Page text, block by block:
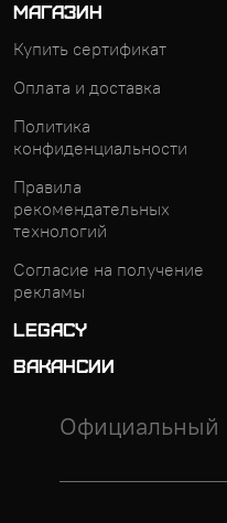
Официальный
МАГАЗИН
Купить сертификат
Оплата и доставка
Политика
конфиденциальности
Правила
рекомендательных
технологий
Согласие на получение
рекламы
LEGACY
ВАКАНСИИ